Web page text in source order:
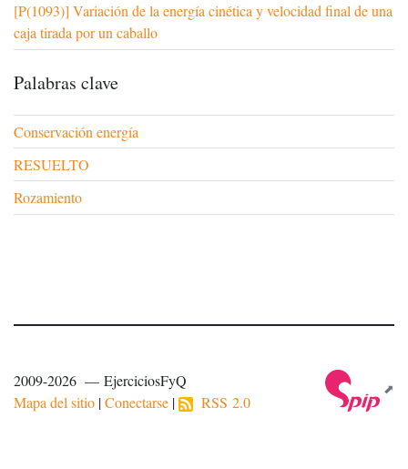
[P(1093)] Variación de la energía cinética y velocidad final de una
caja tirada por un caballo
Palabras clave
Conservación energía
RESUELTO
Rozamiento
2009-2026 — EjerciciosFyQ
Mapa del sitio |Conectarse | RSS 2.0